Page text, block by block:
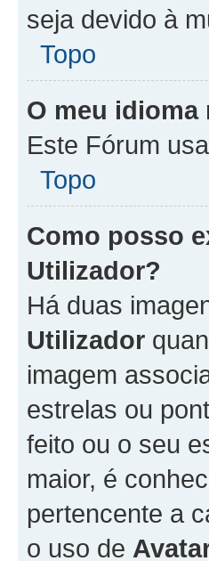
seja devido à
Topo
O meu idioma
Este Fórum
Topo
Como posso
Utilizador?
Há duas
Utilizador
imagem
estrelas ou
feito ou o seu
maior, é
pertencente a
o uso de